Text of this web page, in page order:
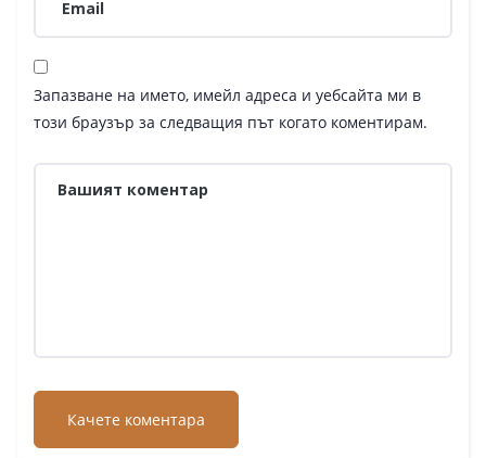
Запазване на името, имейл адреса и уебсайта ми в
този браузър за следващия път когато коментирам.